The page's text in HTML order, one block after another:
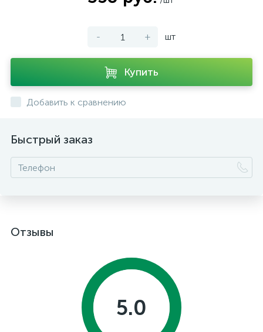
- + шт
Купить
Добавить к сравнению
Быстрый заказ
Отзывы
5.0